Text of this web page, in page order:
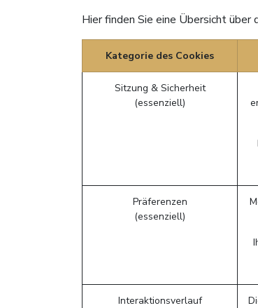
Hier finden Sie eine Übersicht über
Kategorie des Cookies
Sitzung & Sicherheit
(essenziell)
Präferenzen
(essenziell)
Interaktionsverlauf